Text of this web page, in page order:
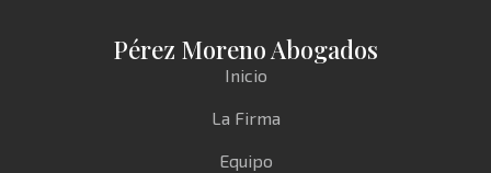
Pérez Moreno Abogados
Inicio
La Firma
Equipo